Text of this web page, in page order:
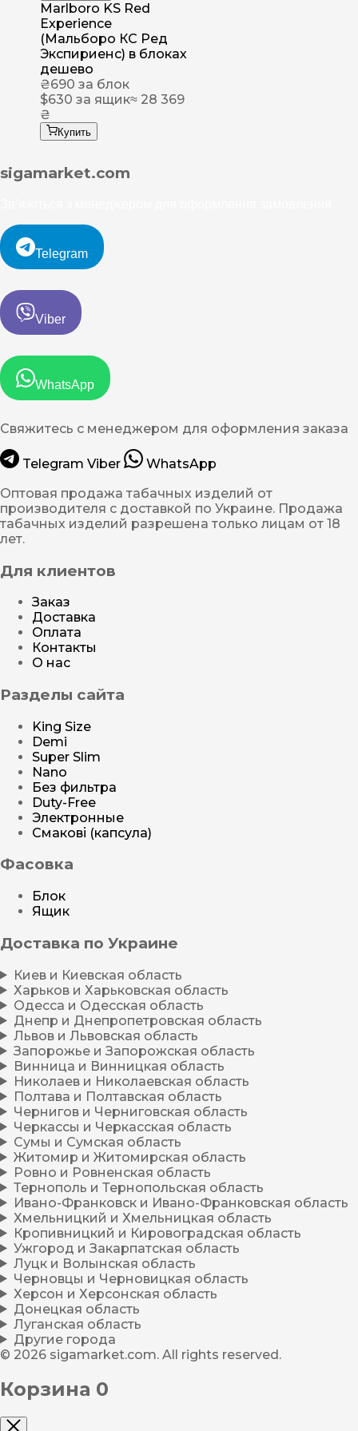
Marlboro KS Red
Experience
(Мальборо КС Ред
Экспириенс) в блоках
дешево
₴690 за блок
$630 за ящик≈ 28 369
₴
Купить
sigamarket.com
Telegram
Viber
WhatsApp
Свяжитесь с менеджером для оформления заказа
Telegram Viber
WhatsApp
Оптовая продажа табачных изделий от
производителя с доставкой по Украине. Продажа
табачных изделий разрешена только лицам от 18
лет.
Для клиентов
Заказ
Доставка
Оплата
Контакты
О нас
Разделы сайта
King Size
Demi
Super Slim
Nano
Без фильтра
Duty-Free
Электронные
Смакові (капсула)
Фасовка
Блок
Ящик
Доставка по Украине
Киев и Киевская область
Харьков и Харьковская область
Одесса и Одесская область
Днепр и Днепропетровская область
Львов и Львовская область
Запорожье и Запорожская область
Винница и Винницкая область
Николаев и Николаевская область
Полтава и Полтавская область
Чернигов и Черниговская область
Черкассы и Черкасская область
Сумы и Сумская область
Житомир и Житомирская область
Ровно и Ровненская область
Тернополь и Тернопольская область
Ивано-Франковск и Ивано-Франковская область
Хмельницкий и Хмельницкая область
Кропивницкий и Кировоградская область
Ужгород и Закарпатская область
Луцк и Волынская область
Черновцы и Черновицкая область
Херсон и Херсонская область
Донецкая область
Луганская область
Другие города
© 2026 sigamarket.com. All rights reserved.
Корзина 0